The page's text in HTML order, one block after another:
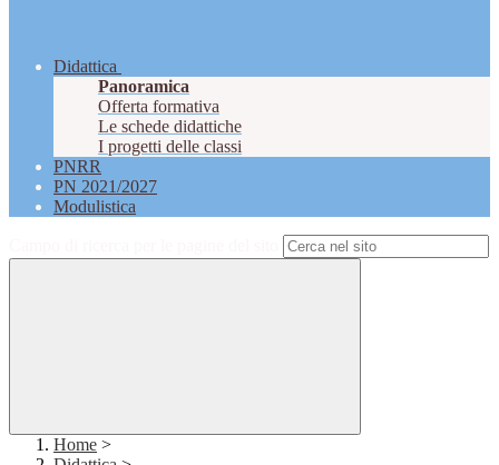
Didattica
Panoramica
Offerta formativa
Le schede didattiche
I progetti delle classi
PNRR
PN 2021/2027
Modulistica
Home >